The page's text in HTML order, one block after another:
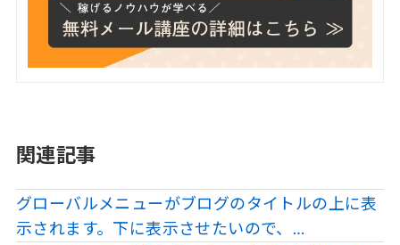
関連記事
グローバルメニューがブログのタイトルの上に表
示されます。下に表示させたいので、…